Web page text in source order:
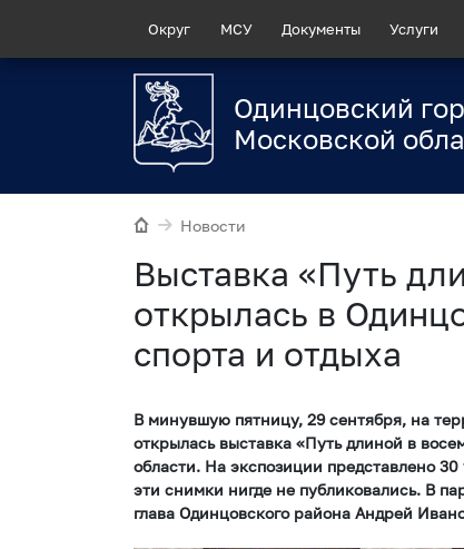
Округ МСУ Документы Услуги
Одинцовский
Московской
Новости
Выставка «Путь
открылась в
спорта и отдыха
В минувшую пятницу, 29 сентября, на
открылась выставка «Путь длиной в
области. На экспозиции представлено
эти снимки нигде не публиковались. В
глава Одинцовского района Андрей